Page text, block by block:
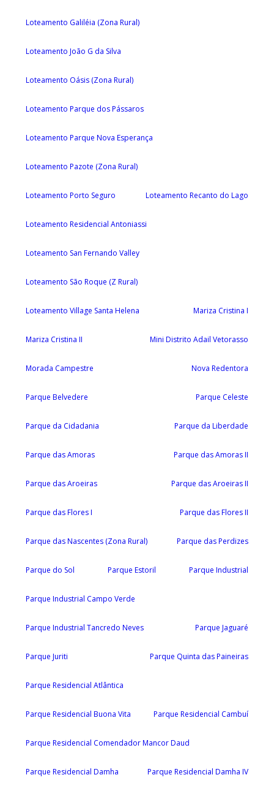
Loteamento Galiléia (Zona Rural)
Loteamento João G da Silva
Loteamento Oásis (Zona Rural)
Loteamento Parque dos Pássaros
Loteamento Parque Nova Esperança
Loteamento Pazote (Zona Rural)
Loteamento Porto Seguro Loteamento Recanto do Lago
Loteamento Residencial Antoniassi
Loteamento San Fernando Valley
Loteamento São Roque (Z Rural)
Loteamento Village Santa Helena Mariza Cristina I
Mariza Cristina II Mini Distrito Adail Vetorasso
Morada Campestre Nova Redentora
Parque Belvedere Parque Celeste
Parque da Cidadania Parque da Liberdade
Parque das Amoras Parque das Amoras II
Parque das Aroeiras Parque das Aroeiras II
Parque das Flores I Parque das Flores II
Parque das Nascentes (Zona Rural) Parque das Perdizes
Parque do Sol Parque Estoril Parque Industrial
Parque Industrial Campo Verde
Parque Industrial Tancredo Neves Parque Jaguaré
Parque Juriti Parque Quinta das Paineiras
Parque Residencial Atlântica
Parque Residencial Buona Vita Parque Residencial Cambuí
Parque Residencial Comendador Mancor Daud
Parque Residencial Damha Parque Residencial Damha IV